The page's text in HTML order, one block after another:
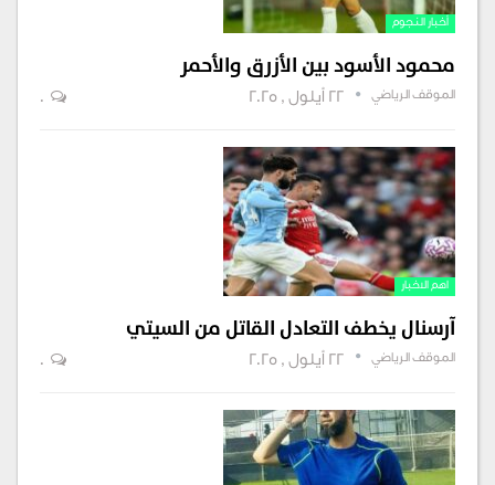
أخبار النجوم
محمود الأسود بين الأزرق والأحمر
الموقف الرياضي 22 أيلول , 2025 0
اهم الاخبار
آرسنال يخطف التعادل القاتل من السيتي
الموقف الرياضي 22 أيلول , 2025 0